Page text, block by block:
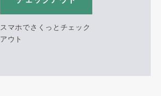
スマホでさくっとチェック
アウト